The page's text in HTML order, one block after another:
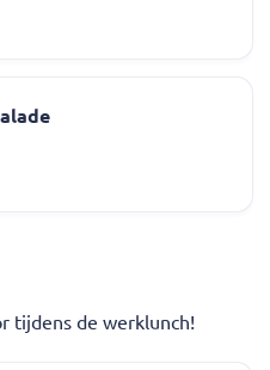
tijdens de werklunch!